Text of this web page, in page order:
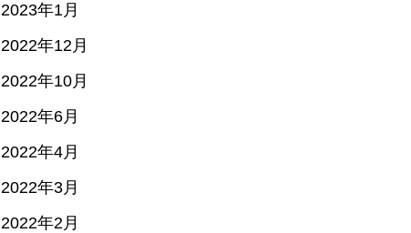
2023年1月
2022年12月
2022年10月
2022年6月
2022年4月
2022年3月
2022年2月